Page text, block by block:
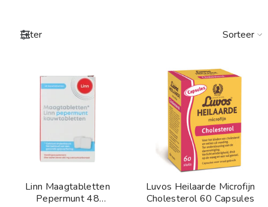
Filter Sorteer
Linn Maagtabletten
Pepermunt 48
Luvos Heilaarde Microfijn
Cholesterol 60 Capsules